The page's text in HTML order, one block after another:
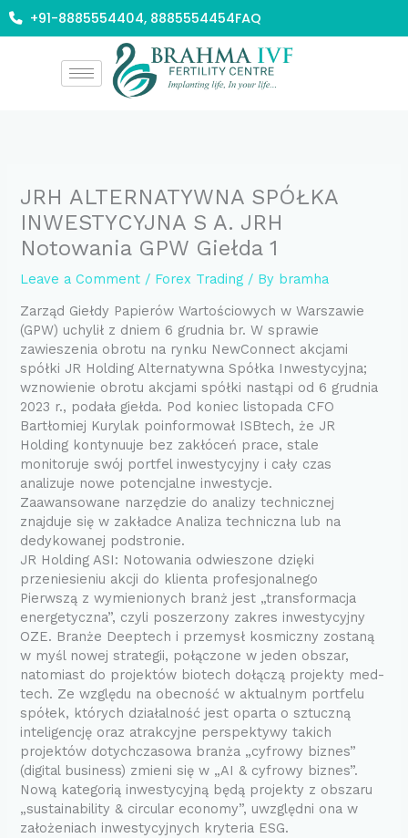
Skip
+91-8885554404, 8885554454FAQ
JRH ALTERNATYWNA SPÓŁKA
INWESTYCYJNA S A. JRH
Notowania GPW Giełda 1
Leave a Comment / Forex Trading / By bramha
Zarząd Giełdy Papierów Wartościowych w Warszawie
(GPW) uchylił z dniem 6 grudnia br. W sprawie
zawieszenia obrotu na rynku NewConnect akcjami
spółki JR Holding Alternatywna Spółka Inwestycyjna;
wznowienie obrotu akcjami spółki nastąpi od 6 grudnia
2023 r., podała giełda. Pod koniec listopada CFO
Bartłomiej Kurylak poinformował ISBtech, że JR
Holding kontynuuje bez zakłóceń prace, stale
monitoruje swój portfel inwestycyjny i cały czas
analizuje nowe potencjalne inwestycje.
Zaawansowane narzędzie do analizy technicznej
znajduje się w zakładce Analiza techniczna lub na
dedykowanej podstronie.
JR Holding ASI: Notowania odwieszone dzięki
przeniesieniu akcji do klienta profesjonalnego
Pierwszą z wymienionych branż jest „transformacja
energetyczna”, czyli poszerzony zakres inwestycyjny
OZE. Branże Deeptech i przemysł kosmiczny zostaną
w myśl nowej strategii, połączone w jeden obszar,
natomiast do projektów biotech dołączą projekty med-
tech. Ze względu na obecność w aktualnym portfelu
spółek, których działalność jest oparta o sztuczną
inteligencję oraz atrakcyjne perspektywy takich
projektów dotychczasowa branża „cyfrowy biznes”
(digital business) zmieni się w „AI & cyfrowy biznes”.
Nową kategorią inwestycyjną będą projekty z obszaru
„sustainability & circular economy”, uwzględni ona w
założeniach inwestycyjnych kryteria ESG.